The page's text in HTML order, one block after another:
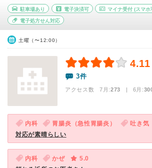
駐車場あり 電子決済可 マイナ受付 (スマホ
電子処方せん対応
土曜（〜12:00）
4.11
3件
アクセス数 7月:273 | 6月:
内科 胃腸炎（急性胃腸炎） 吐き気
対応が素晴らしい
内科 かぜ
5.0